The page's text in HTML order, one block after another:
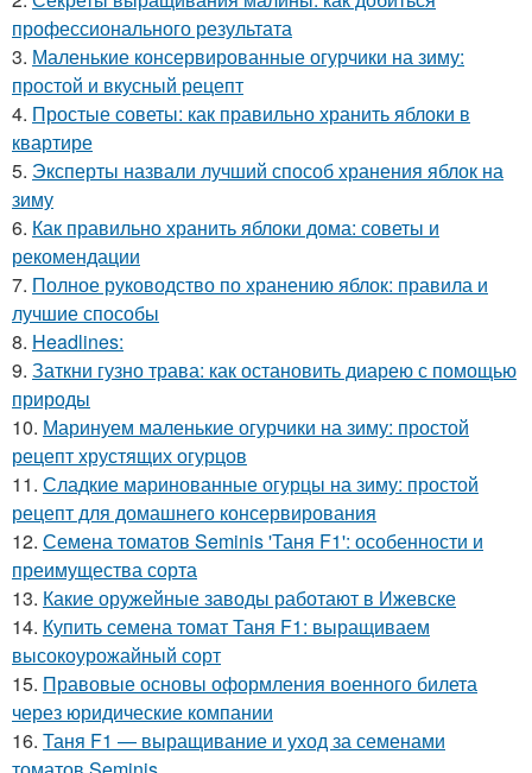
профессионального результата
3. Маленькие консервированные огурчики на зиму:
простой и вкусный рецепт
4. Простые советы: как правильно хранить яблоки в
квартире
5. Эксперты назвали лучший способ хранения яблок на
зиму
6. Как правильно хранить яблоки дома: советы и
рекомендации
7. Полное руководство по хранению яблок: правила и
лучшие способы
8. Headlines:
9. Заткни гузно трава: как остановить диарею с помощью
природы
10. Маринуем маленькие огурчики на зиму: простой
рецепт хрустящих огурцов
11. Сладкие маринованные огурцы на зиму: простой
рецепт для домашнего консервирования
12. Семена томатов Seminis 'Таня F1': особенности и
преимущества сорта
13. Какие оружейные заводы работают в Ижевске
14. Купить семена томат Таня F1: выращиваем
высокоурожайный сорт
15. Правовые основы оформления военного билета
через юридические компании
16. Таня F1 — выращивание и уход за семенами